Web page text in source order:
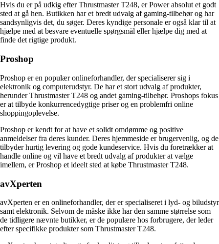
Hvis du er på udkig efter Thrustmaster T248, er Power absolut et godt
sted at gå hen. Butikken har et bredt udvalg af gaming-tilbehør og har
sandsynligvis det, du søger. Deres kyndige personale er også klar til at
hjælpe med at besvare eventuelle spørgsmål eller hjælpe dig med at
finde det rigtige produkt.
Proshop
Proshop er en populær onlineforhandler, der specialiserer sig i
elektronik og computerudstyr. De har et stort udvalg af produkter,
herunder Thrustmaster T248 og andet gaming-tilbehør. Proshops fokus
er at tilbyde konkurrencedygtige priser og en problemfri online
shoppingoplevelse.
Proshop er kendt for at have et solidt omdømme og positive
anmeldelser fra deres kunder. Deres hjemmeside er brugervenlig, og de
tilbyder hurtig levering og gode kundeservice. Hvis du foretrækker at
handle online og vil have et bredt udvalg af produkter at vælge
imellem, er Proshop et ideelt sted at købe Thrustmaster T248.
avXperten
avXperten er en onlineforhandler, der er specialiseret i lyd- og biludstyr
samt elektronik. Selvom de måske ikke har den samme størrelse som
de tidligere nævnte butikker, er de populære hos forbrugere, der leder
efter specifikke produkter som Thrustmaster T248.